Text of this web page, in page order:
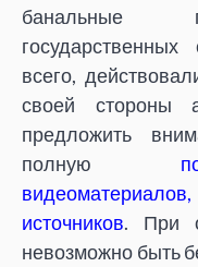
банальные
всего,
своей стороны
предложить
полную
источников. При
невозможно быть